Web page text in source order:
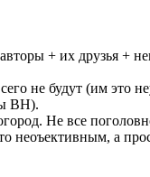
+ их друзья +
не будут (им это
ВН).
Не все
неоъективным, а